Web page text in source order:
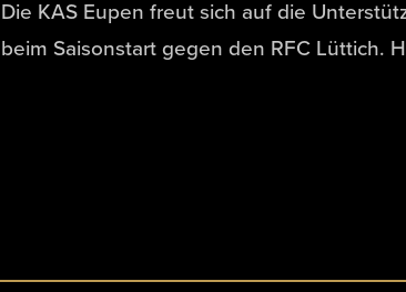
Die KAS Eupen freut sich auf die
beim Saisonstart gegen den RFC Lüttich.